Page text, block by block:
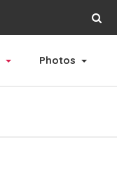
Photos